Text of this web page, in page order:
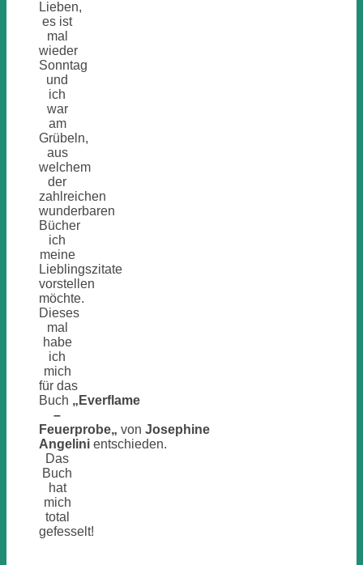
Lieben,
es ist
mal
wieder
Sonntag
und
ich
war
am
Grübeln,
aus
welchem
der
zahlreichen
wunderbaren
Bücher
ich
meine
Lieblingszitate
vorstellen
möchte.
Dieses
mal
habe
ich
mich
für das
Buch „Everflame
–
Feuerprobe„ von Josephine
Angelini entschieden.
Das
Buch
hat
mich
total
gefesselt!